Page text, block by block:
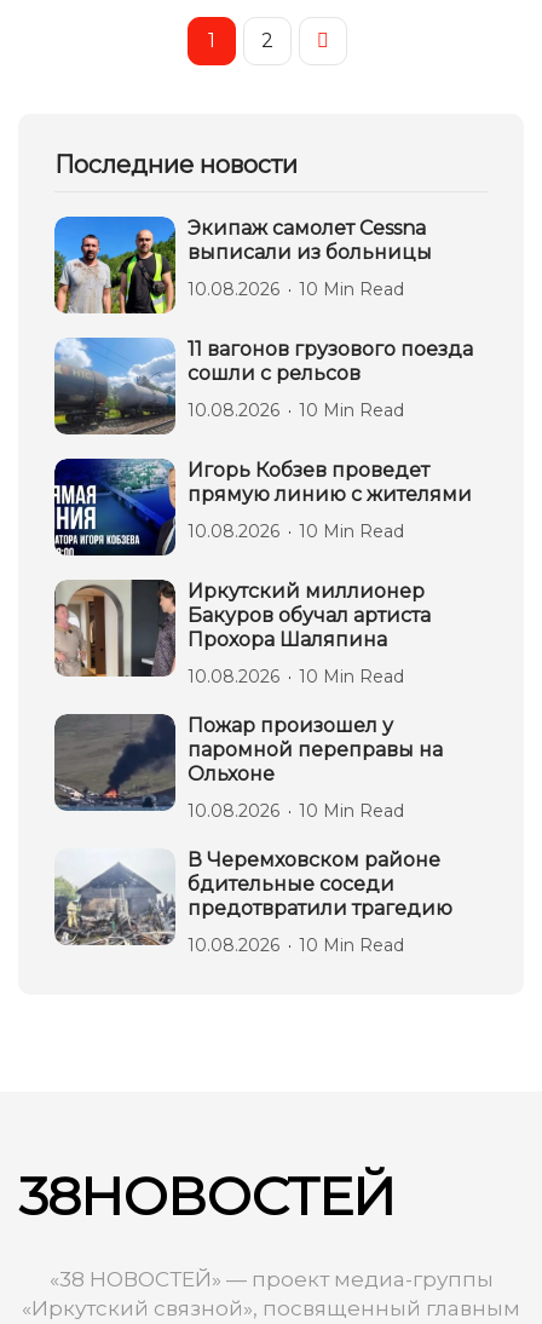
1 2
Последние новости
Экипаж самолет Сessna
выписали из больницы
10.08.2026 10 Min Read
11 вагонов грузового поезда
сошли с рельсов
10.08.2026 10 Min Read
Игорь Кобзев проведет
прямую линию с жителями
10.08.2026 10 Min Read
Иркутский миллионер
Бакуров обучал артиста
Прохора Шаляпина
10.08.2026 10 Min Read
Пожар произошел у
паромной переправы на
Ольхоне
10.08.2026 10 Min Read
В Черемховском районе
бдительные соседи
предотвратили трагедию
10.08.2026 10 Min Read
38НОВОСТЕЙ
«38 НОВОСТЕЙ» — проект медиа-группы
«Иркутский связной», посвященный главным